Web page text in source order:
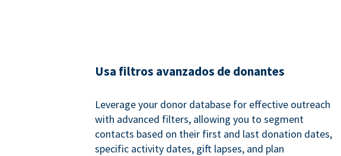
Usa filtros avanzados de donantes
Leverage your donor database for effective outreach
with advanced filters, allowing you to segment
contacts based on their first and last donation dates,
specific activity dates, gift lapses, and plan